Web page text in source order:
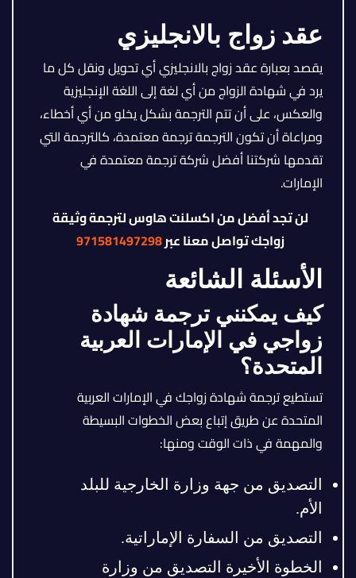
عقد زواج بالانجليزي
يقصد بعبارة عقد زواج بالانجليزي أي تحويل ونقل كل ما
يرد في شهادة الزواج من أي لغة إلى اللغة الإنجليزية
والعكس، على أن تتم الترجمة بشكل يخلو من أي أخطاء،
ومراعاة أن تكون الترجمة ترجمة معتمدة، كالترجمة التي
تقدمها شركتنا أفضل شركة ترجمة معتمدة في
الإمارات.
لن تجد أفضل من اكسلنت هاوس لترجمة وثيقة
زواجك تواصل معنا عبر971581497298
الأسئلة الشائعة
كيف يمكنني ترجمة شهادة
زواجي في الإمارات العربية
المتحدة؟
تستطيع ترجمة شهادة زواجك في الإمارات العربية
المتحدة عن طريق إتباع بعض الخطوات البسيطة
والمهمة في ذات الوقت ومنها:
التصديق من جهة وزارة الخارجية للبلد
الأم.
التصديق من السفارة الإماراتية.
الخطوة الأخيرة التصديق من وزارة